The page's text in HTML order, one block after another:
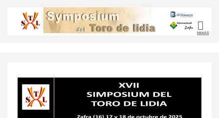
MENÃŠ